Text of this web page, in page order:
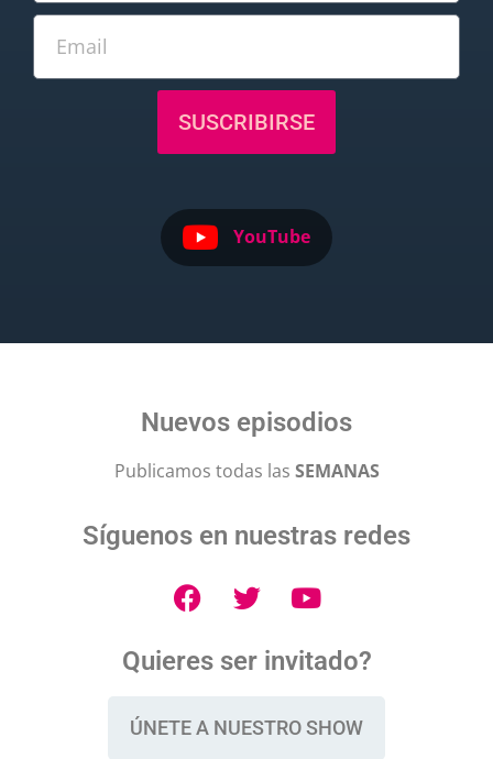
SUSCRIBIRSE
YouTube
Nuevos episodios
Publicamos todas las SEMANAS
Síguenos en nuestras redes
Quieres ser invitado?
ÚNETE A NUESTRO SHOW